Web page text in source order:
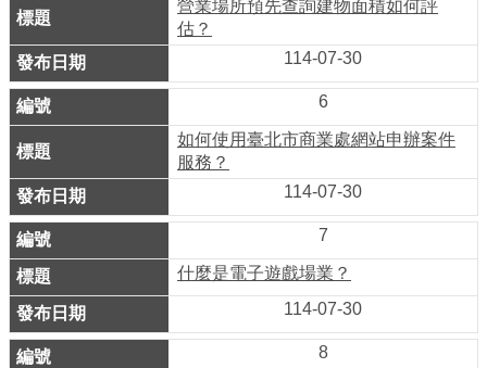
商
業
發
展
與
導
商
圈
廊
帶
介
營業場所預先查詢建物面積如何評
估？
114-07-30
6
如何使用臺北市商業處網站申辦案件
服務？
114-07-30
7
什麼是電子遊戲場業？
114-07-30
8